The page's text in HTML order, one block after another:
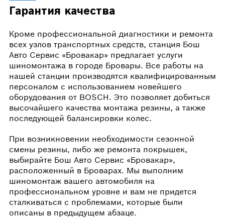
Гарантия качества
Кроме профессиональной диагностики и ремонта
всех узлов транспортных средств, станция Бош
Авто Сервис «Бровакар» предлагает услуги
шиномонтажа в городе Бровары. Все работы на
нашей станции производятся квалифицированным
персоналом с использованием новейшего
оборудования от BOSCH. Это позволяет добиться
высочайшего качества монтажа резины, а также
последующей балансировки колес.
При возникновении необходимости сезонной
смены резины, либо же ремонта покрышек,
выбирайте Бош Авто Сервис «Бровакар»,
расположенный в Броварах. Мы выполним
шиномонтаж вашего автомобиля на
профессиональном уровне и вам не придется
сталкиваться с проблемами, которые были
описаны в предыдущем абзаце.